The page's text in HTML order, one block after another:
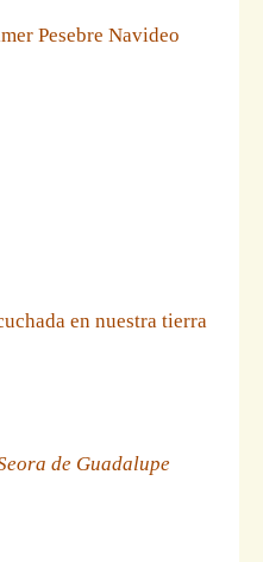
Pesebre Navideo
en nuestra tierra
de Guadalupe